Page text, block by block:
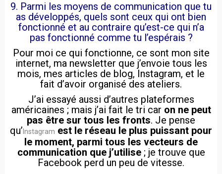
9. Parmi les moyens de communication que tu
as développés, quels sont ceux qui ont bien
fonctionné et au contraire qu’est-ce qui n’a
pas fonctionné comme tu l’espérais ?
Pour moi ce qui fonctionne, ce sont mon site
internet, ma newsletter que j’envoie tous les
mois, mes articles de blog, Instagram, et le
fait d’avoir organisé des ateliers.
J’ai essayé aussi d’autres plateformes
américaines ; mais j’ai fait le tri car on ne peut
pas être sur tous les fronts. Je pense
qu’ Instagram est le réseau le plus puissant pour
le moment, parmi tous les vecteurs de
communication que j’utilise; je trouve que
Facebook perd un peu de vitesse.